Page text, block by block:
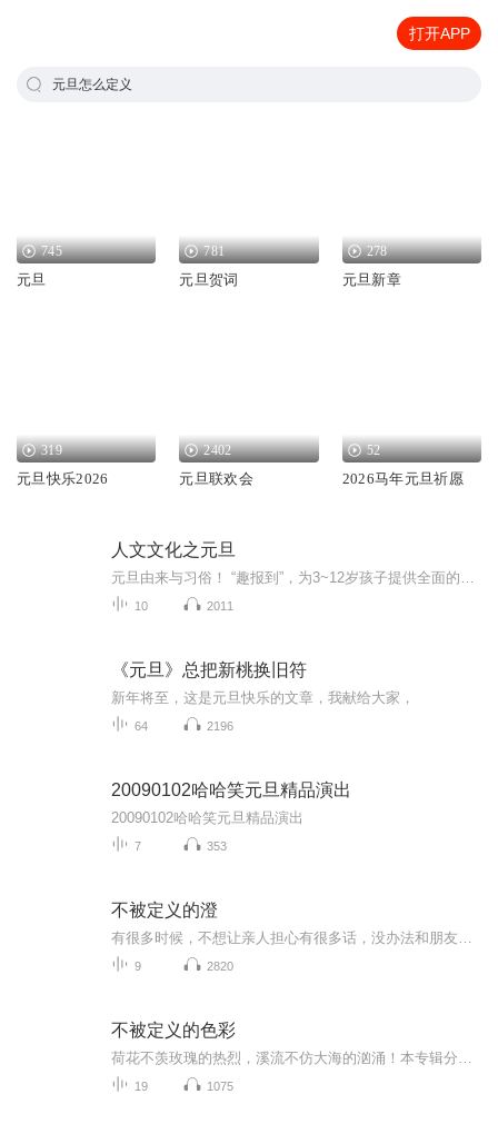
打开APP
元旦怎么定义
745
元旦
781
元旦贺词
278
元旦新章
319
元旦快乐2026
2402
元旦联欢会
52
2026马年元旦祈愿
人文文化之元旦
10 2011
《元旦》总把新桃换旧符
新年将至，这是元旦快乐的文章，我献给大家，
64 2196
20090102哈哈笑元旦精品演出
20090102哈哈笑元旦精品演出
7 353
不被定义的澄
9 2820
不被定义的色彩
19 1075